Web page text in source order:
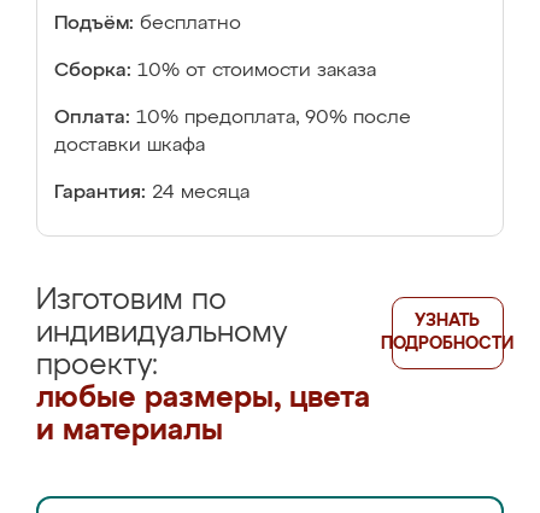
Подъём: бесплатно
Сборка: 10% от стоимости заказа
Оплата: 10% предоплата, 90% после
доставки шкафа
Гарантия: 24 месяца
Изготовим по
индивидуальному
проекту:
любые размеры, цвета
и материалы
УЗНАТЬ
ПОДРОБНОСТИ